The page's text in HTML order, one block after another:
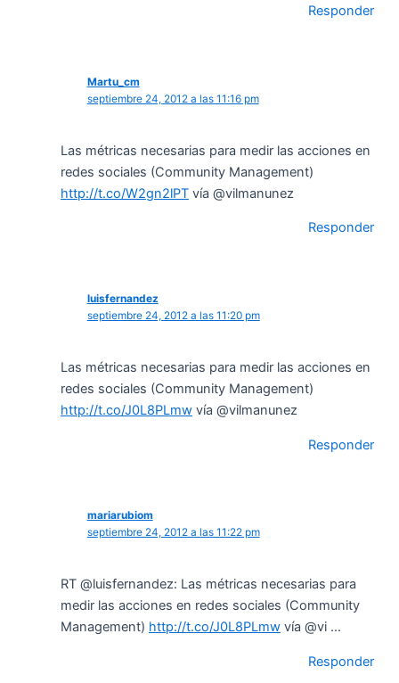
Responder
Martu_cm
septiembre 24, 2012 a las 11:16 pm
Las métricas necesarias para medir las acciones en
redes sociales (Community Management)
http://t.co/W2gn2lPT vía @vilmanunez
Responder
luisfernandez
septiembre 24, 2012 a las 11:20 pm
Las métricas necesarias para medir las acciones en
redes sociales (Community Management)
http://t.co/J0L8PLmw vía @vilmanunez
Responder
mariarubiom
septiembre 24, 2012 a las 11:22 pm
RT @luisfernandez: Las métricas necesarias para
medir las acciones en redes sociales (Community
Management) http://t.co/J0L8PLmw vía @vi …
Responder